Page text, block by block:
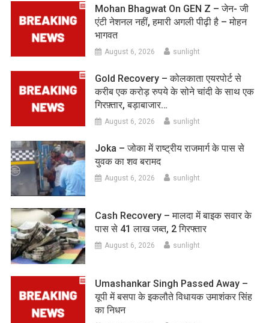
Mohan Bhagwat On GEN Z – जेन- जी
एंटी नेशनल नहीं, हमारी अगली पीढ़ी है – मोहन
भागवत
August 6, 2026 sunlight
Gold Recovery – कोलकाता एयरपोर्ट से
करीब एक करोड़ रुपये के सोने चांदी के साथ एक
गिरफ़्तार, बड़ाबाजार…
August 6, 2026 sunlight
Joka – जोका में राष्ट्रीय राजमार्ग के पास से
युवक का शव बरामद
August 6, 2026 sunlight
Cash Recovery – मालदा में बाइक सवार के
पास से 41 लाख जब्त, 2 गिरफ्तार
August 6, 2026 sunlight
Umashankar Singh Passed Away –
यूपी में बसपा के इकलौते विधायक उमाशंकर सिंह
का निधन